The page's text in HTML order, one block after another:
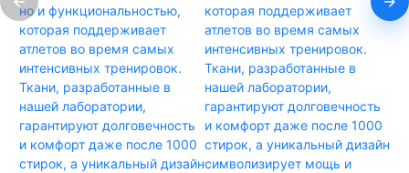
но и функциональностью,
которая поддерживает
атлетов во время самых
интенсивных тренировок.
Ткани, разработанные в
нашей лаборатории,
гарантируют долговечность
и комфорт даже после 1000
стирок, а уникальный дизайн
которая поддерживает
атлетов во время самых
интенсивных тренировок.
Ткани, разработанные в
нашей лаборатории,
гарантируют долговечность
и комфорт даже после 1000
стирок, а уникальный дизайн
символизирует мощь и